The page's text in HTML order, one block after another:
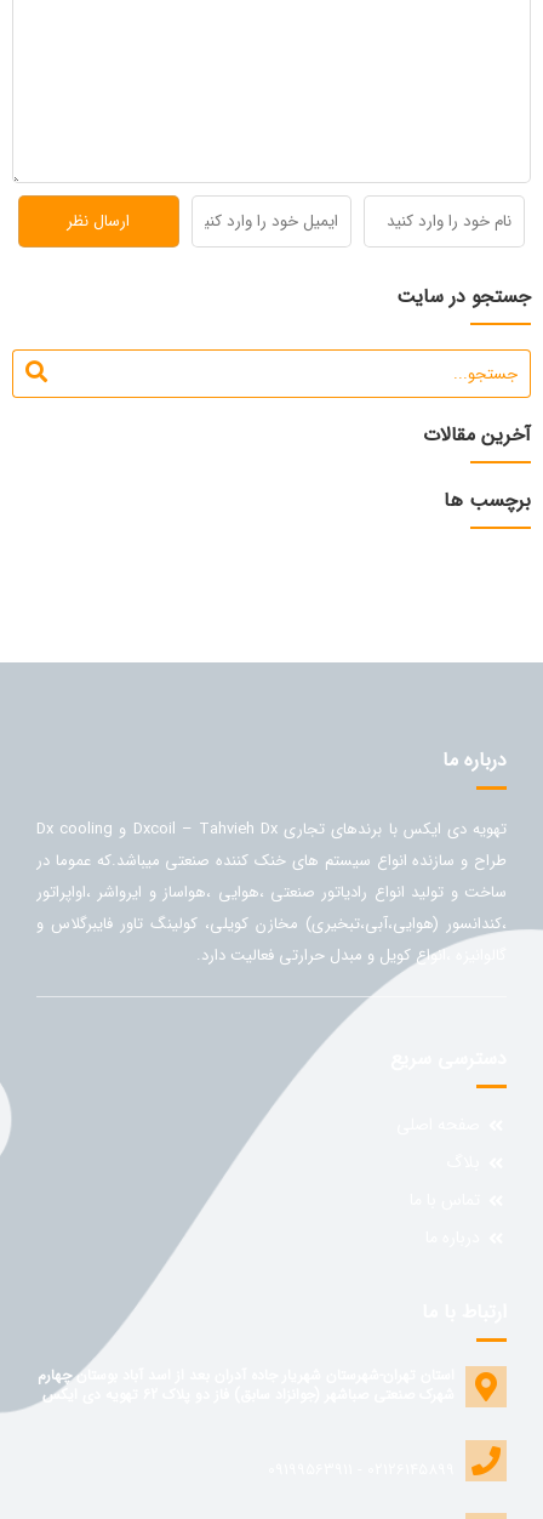
جستجو در سایت
آخرین مقالات
برچسب ها
درباره ما
تهویه دی ایکس با برندهای تجاری Dxcoil – Tahvieh Dx و Dx cooling
طراح و سازنده انواع سیستم های خنک کننده صنعتی میباشد.که عموما در
ساخت و تولید انواع رادیاتور صنعتی ،هوایی ،هواساز و ایرواشر ،اواپراتور
،کندانسور (هوایی،آبی،تبخیری) مخازن کویلی، کولینگ تاور فایبرگلاس و
گالوانیزه ،انواع کویل و مبدل حرارتی فعالیت دارد.
استان تهران-شهرستان شهریار جاده آدران بعد از اسد آباد بوستان چهارم